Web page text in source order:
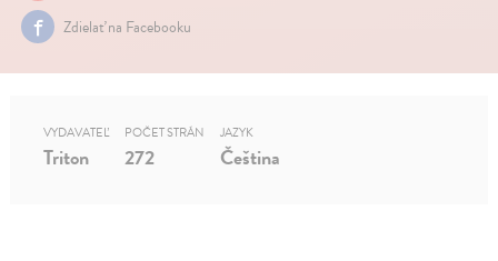
Zdielať na Facebooku
VYDAVATEĽ
Triton
POČET STRÁN
272
JAZYK
Čeština